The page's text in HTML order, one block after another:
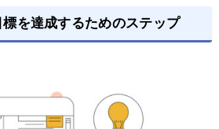
を達成するためのステップ